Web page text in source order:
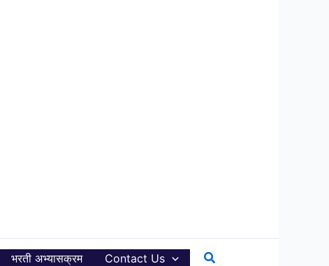
भरती अभ्यासक्रम Contact Us Search